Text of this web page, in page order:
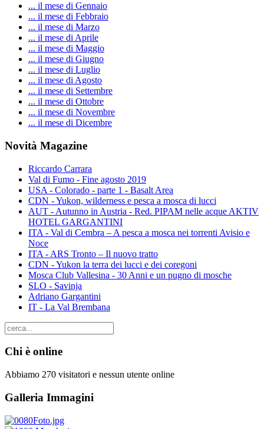
... il mese di Gennaio
... il mese di Febbraio
... il mese di Marzo
... il mese di Aprile
... il mese di Maggio
... il mese di Giugno
... il mese di Luglio
... il mese di Agosto
... il mese di Settembre
... il mese di Ottobre
... il mese di Novembre
... il mese di Dicembre
Novità Magazine
Riccardo Carrara
Val di Fumo - Fine agosto 2019
USA - Colorado - parte 1 - Basalt Area
CDN - Yukon, wilderness e pesca a mosca di lucci
AUT - Autunno in Austria - Red. PIPAM nelle acque AKTIV
HOTEL GARGANTINI
ITA - Val di Cembra – A pesca a mosca nei torrenti Avisio e
Noce
ITA - ARS Tronto – Il nuovo tratto
CDN - Yukon la terra dei lucci e dei coregoni
Mosca Club Vallesina - 30 Anni e un pugno di mosche
SLO - Savinja
Adriano Gargantini
IT - La Val Brembana
Chi è online
Abbiamo 270 visitatori e nessun utente online
Galleria Immagini